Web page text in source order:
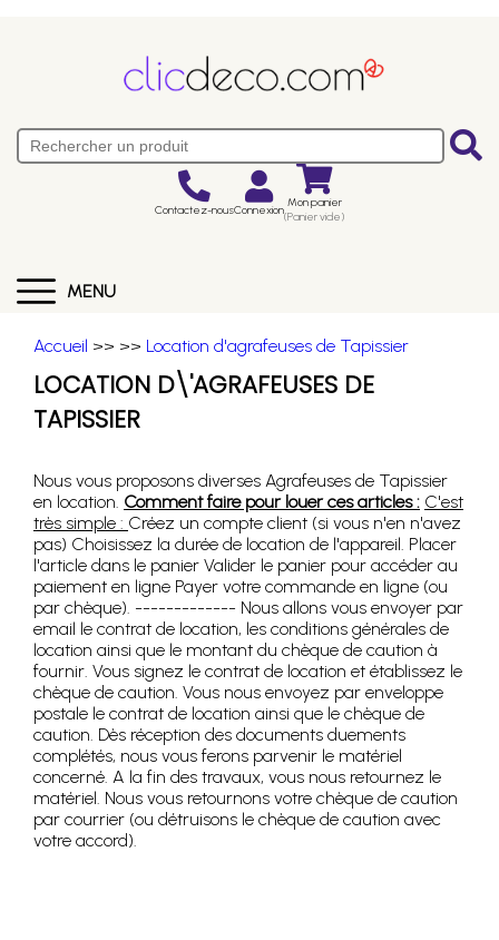
Contactez-nousConnexion Mon panier
(Panier vide)
MENU
Accueil >> >> Location d'agrafeuses de Tapissier
LOCATION D\'AGRAFEUSES DE
TAPISSIER
Nous vous proposons diverses Agrafeuses de Tapissier
en location. Comment faire pour louer ces articles : C'est
très simple : Créez un compte client (si vous n'en n'avez
pas) Choisissez la durée de location de l'appareil. Placer
l'article dans le panier Valider le panier pour accéder au
paiement en ligne Payer votre commande en ligne (ou
par chèque). ------------- Nous allons vous envoyer par
email le contrat de location, les conditions générales de
location ainsi que le montant du chèque de caution à
fournir. Vous signez le contrat de location et établissez le
chèque de caution. Vous nous envoyez par enveloppe
postale le contrat de location ainsi que le chèque de
caution. Dès réception des documents duements
complétés, nous vous ferons parvenir le matériel
concerné. A la fin des travaux, vous nous retournez le
matériel. Nous vous retournons votre chèque de caution
par courrier (ou détruisons le chèque de caution avec
votre accord).